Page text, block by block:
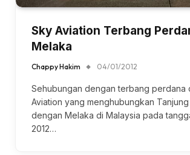
Sky Aviation Terbang
Melaka
Chappy Hakim 04/01/2012
Sehubungan dengan terbang perdana
Aviation yang menghubungkan Tanjung
dengan Melaka di Malaysia pada
2012…